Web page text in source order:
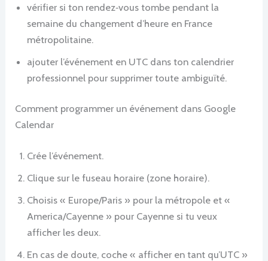
vérifier si ton rendez‑vous tombe pendant la
semaine du changement d’heure en France
métropolitaine.
ajouter l’événement en UTC dans ton calendrier
professionnel pour supprimer toute ambiguïté.
Comment programmer un événement dans Google
Calendar
Crée l’événement.
Clique sur le fuseau horaire (zone horaire).
Choisis « Europe/Paris » pour la métropole et «
America/Cayenne » pour Cayenne si tu veux
afficher les deux.
En cas de doute, coche « afficher en tant qu’UTC »